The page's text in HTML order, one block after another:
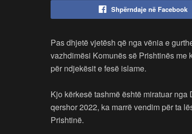
Shpërndaje në Facebook
Pas dhjetë vjetësh që nga vënia e
vazhdimësi Komunës së Prishtinës me
për ndjekësit e fesë islame.
Kjo kërkesë tashmë është miratuar
qershor 2022, ka marrë vendim për ta
Prishtinë.